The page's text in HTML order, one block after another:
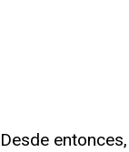
Desde entonces,